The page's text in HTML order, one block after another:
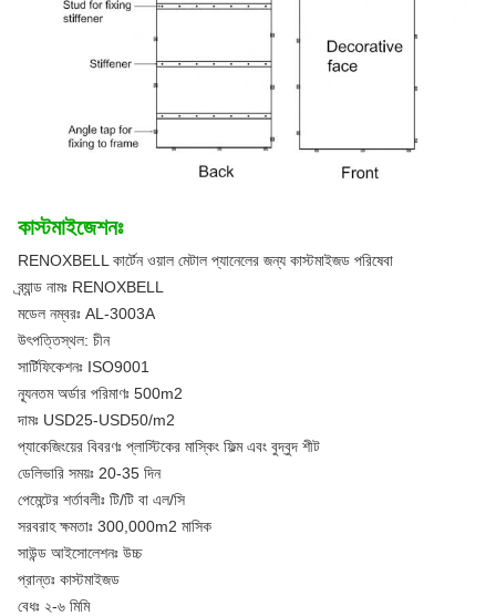
কাস্টমাইজেশনঃ
RENOXBELL কার্টেন ওয়াল মেটাল প্যানেলের জন্য কাস্টমাইজড পরিষেবা
ব্র্যান্ড নামঃ RENOXBELL
মডেল নম্বরঃ AL-3003A
উৎপত্তিস্থল: চীন
সার্টিফিকেশনঃ ISO9001
ন্যূনতম অর্ডার পরিমাণঃ 500m2
দামঃ USD25-USD50/m2
প্যাকেজিংয়ের বিবরণঃ প্লাস্টিকের মাস্কিং ফিল্ম এবং বুদ্বুদ শীট
ডেলিভারি সময়ঃ 20-35 দিন
পেমেন্টের শর্তাবলীঃ টি/টি বা এল/সি
সরবরাহ ক্ষমতাঃ 300,000m2 মাসিক
সাউন্ড আইসোলেশনঃ উচ্চ
প্রান্তঃ কাস্টমাইজড
বেধঃ ২-৬ মিমি